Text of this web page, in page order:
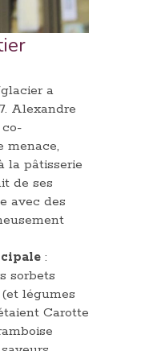
a
Alexandre
menace,
la pâtisserie
de ses
avec des
:
sorbets
légumes
Carotte